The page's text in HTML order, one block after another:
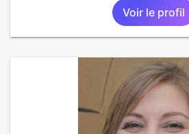
m'insupportent !!! Je recherche
résidant sur l'île ... les échanges
pas dans mes prérogatives
Voir le profil